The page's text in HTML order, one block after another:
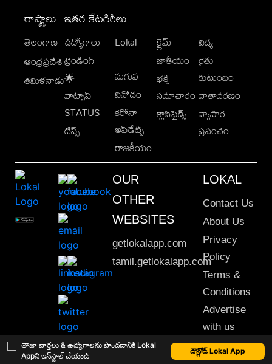
తాజా వార్తలు & ఉద్యోగాలను పొందడానికి Lokal
Appని ఇన్‌స్టాల్ చేయండి
డౌన్లోడ్ Lokal App
రాష్ట్రాలు
తెలంగాణ
ఆంధ్రప్రదేశ్
తమిళనాడు
ఇతర కేటగిరీలు
ఉద్యోగాలు
ట్రెండింగ్
🌟
వాట్సాప్
STATUS
టిప్స్
Lokal
-
మగువ
వినోదం
కరోనా
అప్‌డేట్స్
రాజకీయం
క్రైమ్
జాతీయం
భక్తి
సమాచారం
క్లాసిఫైడ్స్
విద్య
రైతు
కుటుంబం
వాతావరణం
వ్యాపార
ప్రపంచం
OUR
OTHER
WEBSITES
getlokalapp.com
tamil.getlokalapp.com
LOKAL
Contact Us
About Us
Privacy
Policy
Terms &
Conditions
Advertise
with us
Sitemap
This material may not be published, transmitted, rewritten or redistributed. © 2020 Lokal App. All rights reserved.